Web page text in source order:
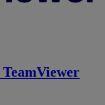
TeamViewer